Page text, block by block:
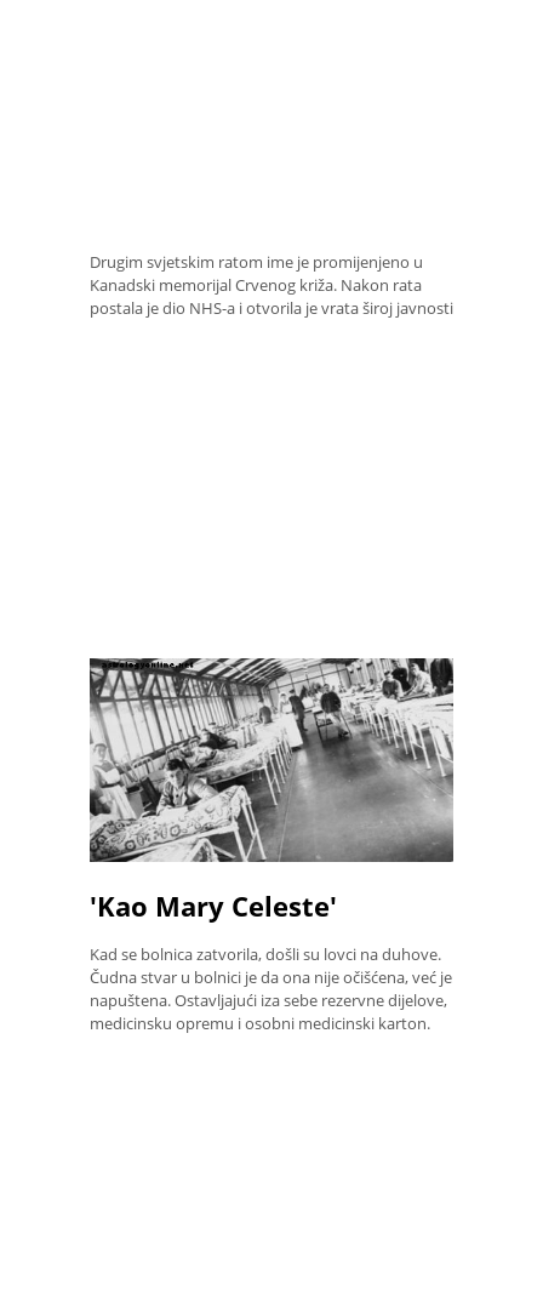
Drugim svjetskim ratom ime je promijenjeno u
Kanadski memorijal Crvenog križa. Nakon rata
postala je dio NHS-a i otvorila je vrata široj javnosti
'Kao Mary Celeste'
Kad se bolnica zatvorila, došli su lovci na duhove.
Čudna stvar u bolnici je da ona nije očišćena, već je
napuštena. Ostavljajući iza sebe rezervne dijelove,
medicinsku opremu i osobni medicinski karton.